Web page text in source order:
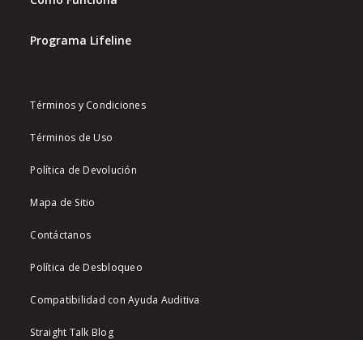
Programa Lifeline
Términos y Condiciones
Términos de Uso
Política de Devolución
Mapa de Sitio
Contáctanos
Política de Desbloqueo
Compatibilidad con Ayuda Auditiva
Straight Talk Blog